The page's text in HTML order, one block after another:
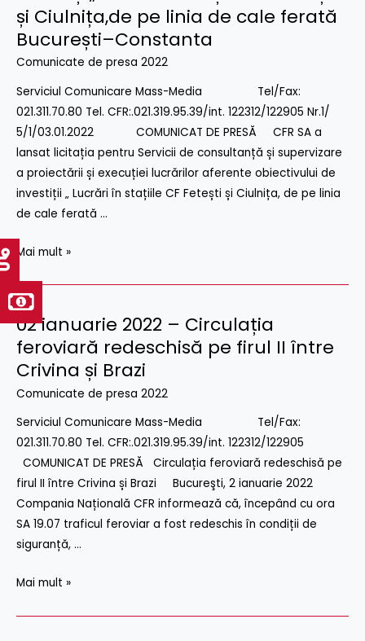
și Ciulnița,de pe linia de cale ferată
București–Constanta
Comunicate de presa 2022
Serviciul Comunicare Mass-Media Tel/Fax:
021.311.70.80 Tel. CFR:.021.319.95.39/int. 122312/122905 Nr.1/
5/1/03.01.2022 COMUNICAT DE PRESĂ CFR SA a
lansat licitația pentru Servicii de consultanță și supervizare
a proiectării și execuției lucrărilor aferente obiectivului de
investiții „ Lucrări în stațiile CF Fetești și Ciulnița, de pe linia
de cale ferată …
lansat
licitația
pentru
consultanță
și
proiectării
execuției
aferente
obiectivului
de
investiții„Lucrări
în
stațiile
Fetești
și
Ciulnița,de
pe
linia
de
cale
București–
Mai mult »
02 ianuarie 2022 – Circulația
feroviară redeschisă pe firul II între
Crivina și Brazi
Comunicate de presa 2022
Serviciul Comunicare Mass-Media Tel/Fax:
021.311.70.80 Tel. CFR:.021.319.95.39/int. 122312/122905
COMUNICAT DE PRESĂ Circulația feroviară redeschisă pe
firul II între Crivina și Brazi Bucureşti, 2 ianuarie 2022
Compania Națională CFR informează că, începând cu ora
SA 19.07 traficul feroviar a fost redeschis în condiții de
siguranță, …
02
ianuarie
2022
feroviară
redeschisă
pe
firul
II
între
Crivina
Brazi
Mai mult »